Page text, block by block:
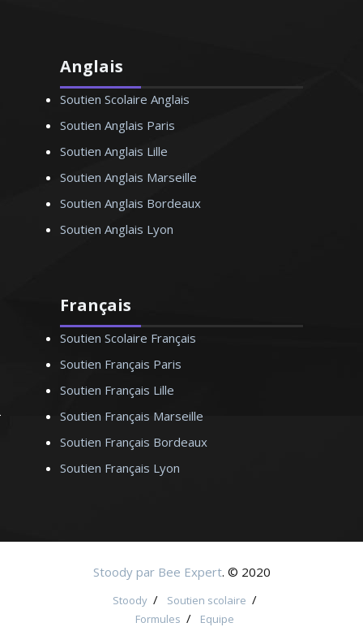
Anglais
Soutien Scolaire Anglais
Soutien Anglais Paris
Soutien Anglais Lille
Soutien Anglais Marseille
Soutien Anglais Bordeaux
Soutien Anglais Lyon
Français
Soutien Scolaire Français
Soutien Français Paris
Soutien Français Lille
Soutien Français Marseille
Soutien Français Bordeaux
Soutien Français Lyon
Stoody par Bee Expert. © 2020
Stoody / Soutien scolaire /
Formules /
Equipe